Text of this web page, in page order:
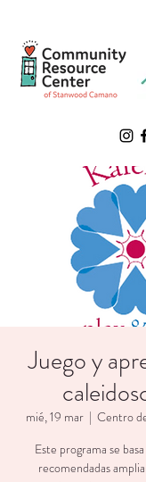
Juego y
mié, 19 mar
  |
Centro
Este programa se
recomendadas